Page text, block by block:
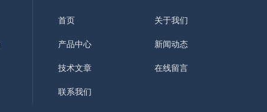
首页 关于我们
产品中心 新闻动态
技术文章 在线留言
联系我们